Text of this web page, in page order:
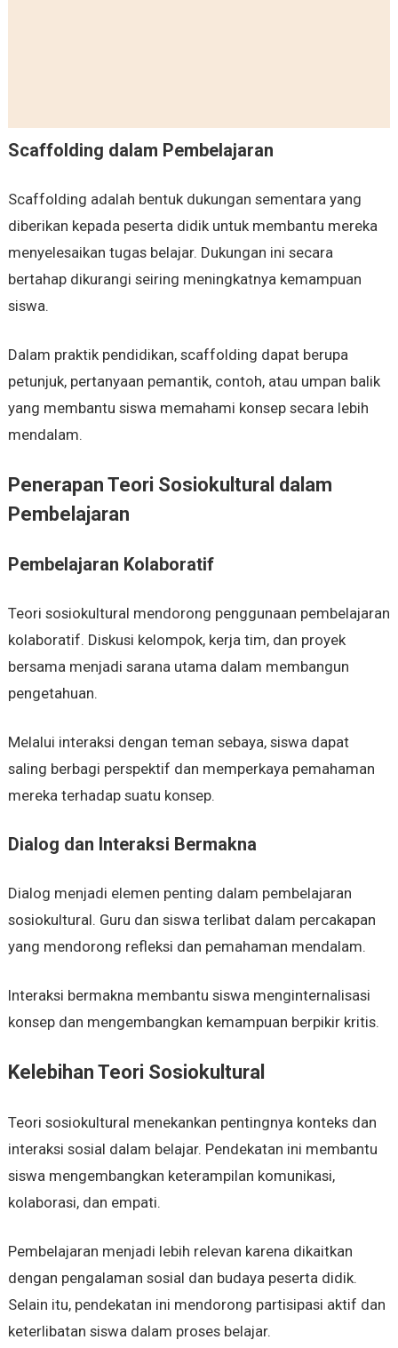
Scaffolding dalam Pembelajaran
Scaffolding adalah bentuk dukungan sementara yang
diberikan kepada peserta didik untuk membantu mereka
menyelesaikan tugas belajar. Dukungan ini secara
bertahap dikurangi seiring meningkatnya kemampuan
siswa.
Dalam praktik pendidikan, scaffolding dapat berupa
petunjuk, pertanyaan pemantik, contoh, atau umpan balik
yang membantu siswa memahami konsep secara lebih
mendalam.
Penerapan Teori Sosiokultural dalam
Pembelajaran
Pembelajaran Kolaboratif
Teori sosiokultural mendorong penggunaan pembelajaran
kolaboratif. Diskusi kelompok, kerja tim, dan proyek
bersama menjadi sarana utama dalam membangun
pengetahuan.
Melalui interaksi dengan teman sebaya, siswa dapat
saling berbagi perspektif dan memperkaya pemahaman
mereka terhadap suatu konsep.
Dialog dan Interaksi Bermakna
Dialog menjadi elemen penting dalam pembelajaran
sosiokultural. Guru dan siswa terlibat dalam percakapan
yang mendorong refleksi dan pemahaman mendalam.
Interaksi bermakna membantu siswa menginternalisasi
konsep dan mengembangkan kemampuan berpikir kritis.
Kelebihan Teori Sosiokultural
Teori sosiokultural menekankan pentingnya konteks dan
interaksi sosial dalam belajar. Pendekatan ini membantu
siswa mengembangkan keterampilan komunikasi,
kolaborasi, dan empati.
Pembelajaran menjadi lebih relevan karena dikaitkan
dengan pengalaman sosial dan budaya peserta didik.
Selain itu, pendekatan ini mendorong partisipasi aktif dan
keterlibatan siswa dalam proses belajar.